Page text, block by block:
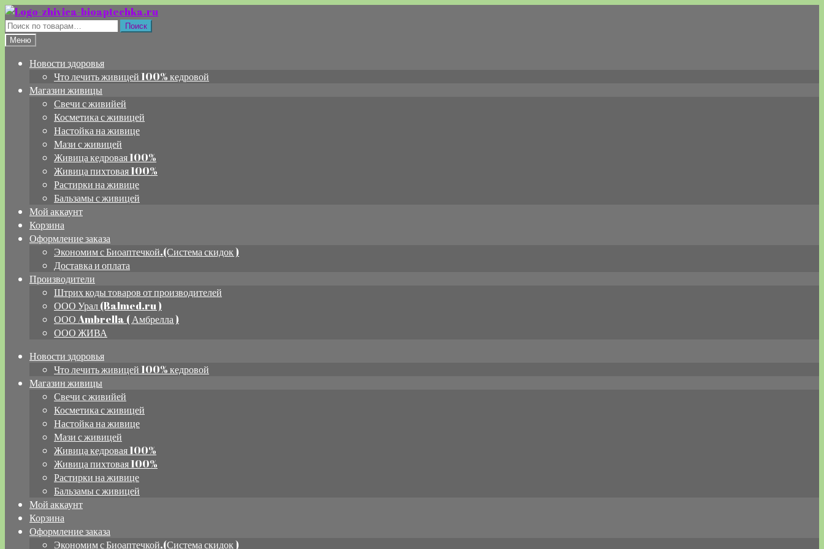
Перейти
к
навигации
Перейти
к
содержимому
Искать:
Поиск
Меню
Новости здоровья
Что лечить живицей 100% кедровой
Магазин живицы
Свечи с живийей
Косметика с живицей
Настойка на живице
Мази с живицей
Живица кедровая 100%
Живица пихтовая 100%
Растирки на живице
Бальзамы с живицей
Мой аккаунт
Корзина
Оформление заказа
Экономим с Биоаптечкой.(Система скидок )
Доставка и оплата
Производители
Штрих коды товаров от производителей
ООО Урал (Balmed.ru )
ООО Ambrella ( Амбрелла )
ООО ЖИВА
Новости здоровья
Что лечить живицей 100% кедровой
Магазин живицы
Свечи с живийей
Косметика с живицей
Настойка на живице
Мази с живицей
Живица кедровая 100%
Живица пихтовая 100%
Растирки на живице
Бальзамы с живицей
Мой аккаунт
Корзина
Оформление заказа
Экономим с Биоаптечкой.(Система скидок )